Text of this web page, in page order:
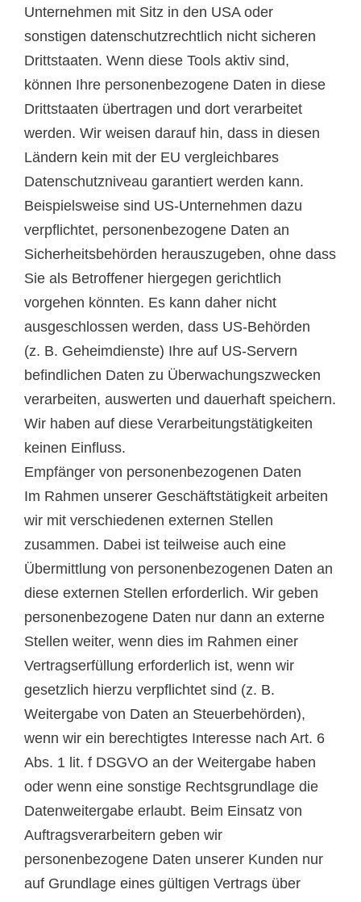
Unternehmen mit Sitz in den USA oder
sonstigen datenschutzrechtlich nicht sicheren
Drittstaaten. Wenn diese Tools aktiv sind,
können Ihre personenbezogene Daten in diese
Drittstaaten übertragen und dort verarbeitet
werden. Wir weisen darauf hin, dass in diesen
Ländern kein mit der EU vergleichbares
Datenschutzniveau garantiert werden kann.
Beispielsweise sind US-Unternehmen dazu
verpflichtet, personenbezogene Daten an
Sicherheitsbehörden herauszugeben, ohne dass
Sie als Betroffener hiergegen gerichtlich
vorgehen könnten. Es kann daher nicht
ausgeschlossen werden, dass US-Behörden
(z. B. Geheimdienste) Ihre auf US-Servern
befindlichen Daten zu Überwachungszwecken
verarbeiten, auswerten und dauerhaft speichern.
Wir haben auf diese Verarbeitungstätigkeiten
keinen Einfluss.
Empfänger von personenbezogenen Daten
Im Rahmen unserer Geschäftstätigkeit arbeiten
wir mit verschiedenen externen Stellen
zusammen. Dabei ist teilweise auch eine
Übermittlung von personenbezogenen Daten an
diese externen Stellen erforderlich. Wir geben
personenbezogene Daten nur dann an externe
Stellen weiter, wenn dies im Rahmen einer
Vertragserfüllung erforderlich ist, wenn wir
gesetzlich hierzu verpflichtet sind (z. B.
Weitergabe von Daten an Steuerbehörden),
wenn wir ein berechtigtes Interesse nach Art. 6
Abs. 1 lit. f DSGVO an der Weitergabe haben
oder wenn eine sonstige Rechtsgrundlage die
Datenweitergabe erlaubt. Beim Einsatz von
Auftragsverarbeitern geben wir
personenbezogene Daten unserer Kunden nur
auf Grundlage eines gültigen Vertrags über